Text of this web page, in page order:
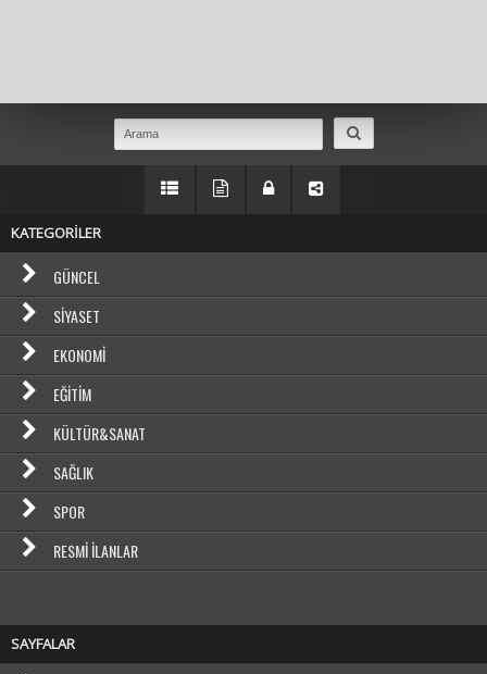
KATEGORİLER
GÜNCEL
SIYASET
EKONOMI
EĞITIM
KÜLTÜR&SANAT
SAĞLIK
SPOR
RESMI İLANLAR
SAYFALAR